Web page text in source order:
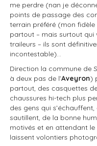
me perdre (nan je
points de passage des
terrain préféré (mon fidèle
partout – mais surtout qui
traileurs – ils sont
incontestable)…
Direction la commune de
à deux pas de l’Aveyron)
partout, des casquettes
chaussures hi-tech plus
des gens qui
sautillent, de la bonne
motivés et en attendant
laissent volontiers